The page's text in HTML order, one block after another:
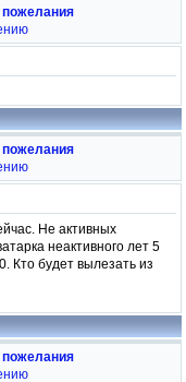
Не активных
неактивного лет 5
Кто будет вылезать из